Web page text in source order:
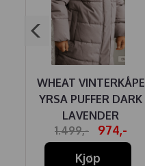
WHEAT VINTERKÅPE
YRSA PUFFER DARK
LAVENDER
1.499,-
974,-
Kjøp